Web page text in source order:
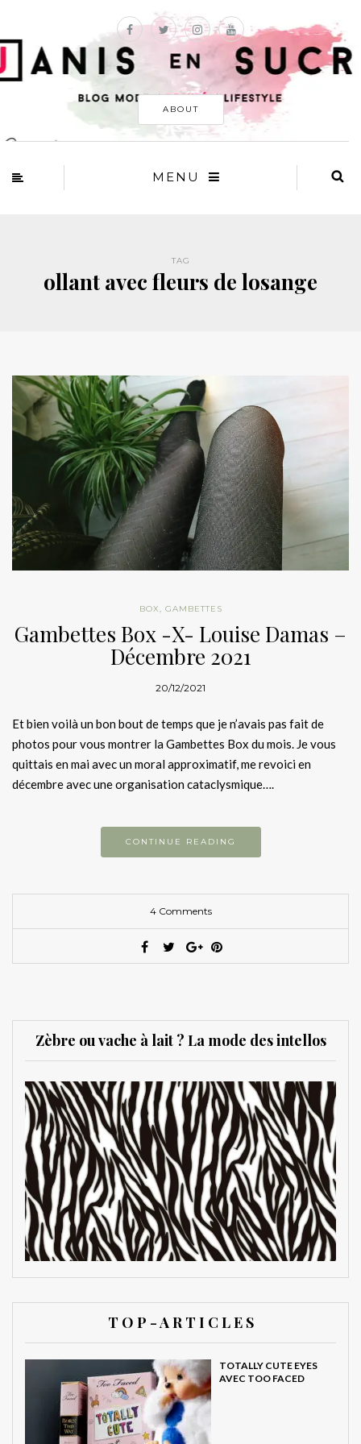
ABOUT
MENU
TAG
ollant avec fleurs de losange
BOX, GAMBETTES
Gambettes Box -X- Louise Damas –
Décembre 2021
20/12/2021
Et bien voilà un bon bout de temps que je n’avais pas fait de
photos pour vous montrer la Gambettes Box du mois. Je vous
quittais en mai avec un moral approximatif, me revoici en
décembre avec une organisation cataclysmique….
CONTINUE READING
4 Comments
Zèbre ou vache à lait ? La mode des intellos
T O P - A R T I C L E S
TOTALLY CUTE EYES
AVEC TOO FACED